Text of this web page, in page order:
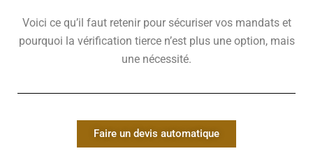
Voici ce qu’il faut retenir pour sécuriser vos mandats et
pourquoi la vérification tierce n’est plus une option, mais
une nécessité.
Faire un devis automatique